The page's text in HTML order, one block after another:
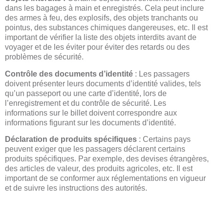
dans les bagages à main et enregistrés. Cela peut inclure
des armes à feu, des explosifs, des objets tranchants ou
pointus, des substances chimiques dangereuses, etc. Il est
important de vérifier la liste des objets interdits avant de
voyager et de les éviter pour éviter des retards ou des
problèmes de sécurité.
Contrôle des documents d’identité : Les passagers
doivent présenter leurs documents d’identité valides, tels
qu’un passeport ou une carte d’identité, lors de
l’enregistrement et du contrôle de sécurité. Les
informations sur le billet doivent correspondre aux
informations figurant sur les documents d’identité.
Déclaration de produits spécifiques : Certains pays
peuvent exiger que les passagers déclarent certains
produits spécifiques. Par exemple, des devises étrangères,
des articles de valeur, des produits agricoles, etc. Il est
important de se conformer aux réglementations en vigueur
et de suivre les instructions des autorités.